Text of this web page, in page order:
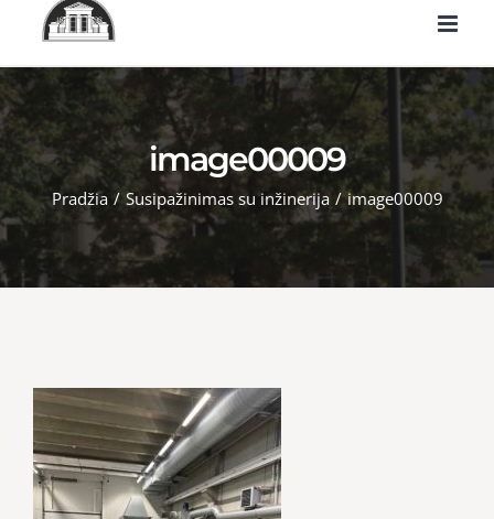
image00009
Pradžia / Susipažinimas su inžinerija / image00009